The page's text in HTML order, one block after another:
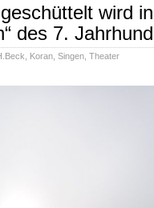
wird
des 7.
Koran Singen Theater